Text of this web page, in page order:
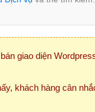
giao diện
khách hàng cân